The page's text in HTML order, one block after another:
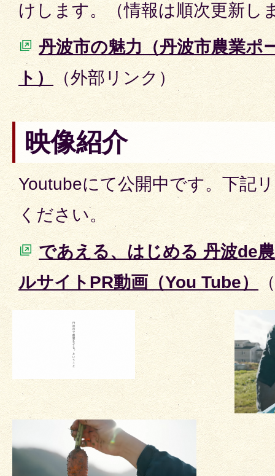
けします。（情報は順次更新し
丹波市の魅力（丹波市農業ポ
ト） （外部リンク）
映像紹介
Youtubeにて公開中です。下記
ください。
であえる、はじめる 丹波de
ルサイトPR動画（You Tube）